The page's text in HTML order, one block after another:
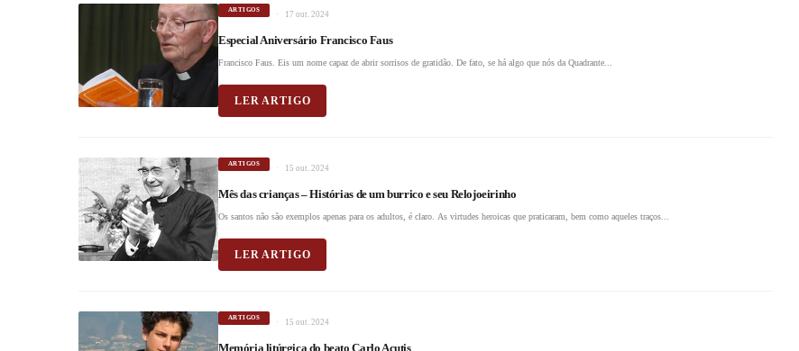
ARTIGOS 17 out. 2024
Especial Aniversário Francisco Faus
Francisco Faus. Eis um nome capaz de abrir sorrisos de gratidão. De fato, se há algo que nós da Quadrante...
LER ARTIGO
ARTIGOS 15 out. 2024
Mês das crianças – Histórias de um burrico e seu Relojoeirinho
Os santos não são exemplos apenas para os adultos, é claro. As virtudes heroicas que praticaram, bem como aqueles traços...
LER ARTIGO
ARTIGOS 15 out. 2024
Memória litúrgica do beato Carlo Acutis